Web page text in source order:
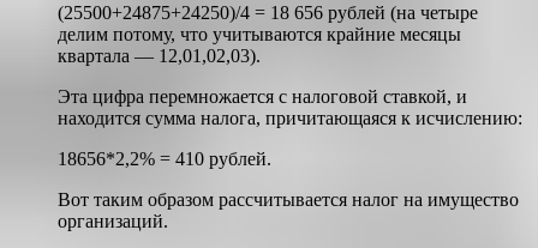
(25500+24875+24250)/4 = 18 656 рублей (на четыре
делим потому, что учитываются крайние месяцы
квартала — 12,01,02,03).
Эта цифра перемножается с налоговой ставкой, и
находится сумма налога, причитающаяся к исчислению:
18656*2,2% = 410 рублей.
Вот таким образом рассчитывается налог на имущество
организаций.